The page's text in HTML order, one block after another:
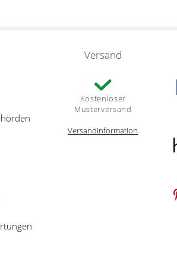
Versand
Kostenloser
Musterversand
Versandinformation